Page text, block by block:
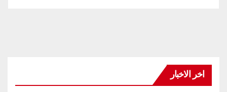
اخر الاخبار